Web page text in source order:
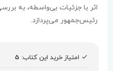
اثر با جزئیات بی‌واسطه، به
رئیس‌جمهور می‌پردازد.
امتیاز خرید این کتاب: 5